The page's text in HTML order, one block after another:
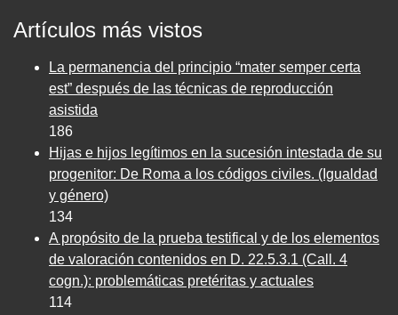
Artículos más vistos
La permanencia del principio “mater semper certa
est” después de las técnicas de reproducción
asistida
186
Hijas e hijos legítimos en la sucesión intestada de su
progenitor: De Roma a los códigos civiles. (Igualdad
y género)
134
A propósito de la prueba testifical y de los elementos
de valoración contenidos en D. 22.5.3.1 (Call. 4
cogn.): problemáticas pretéritas y actuales
114